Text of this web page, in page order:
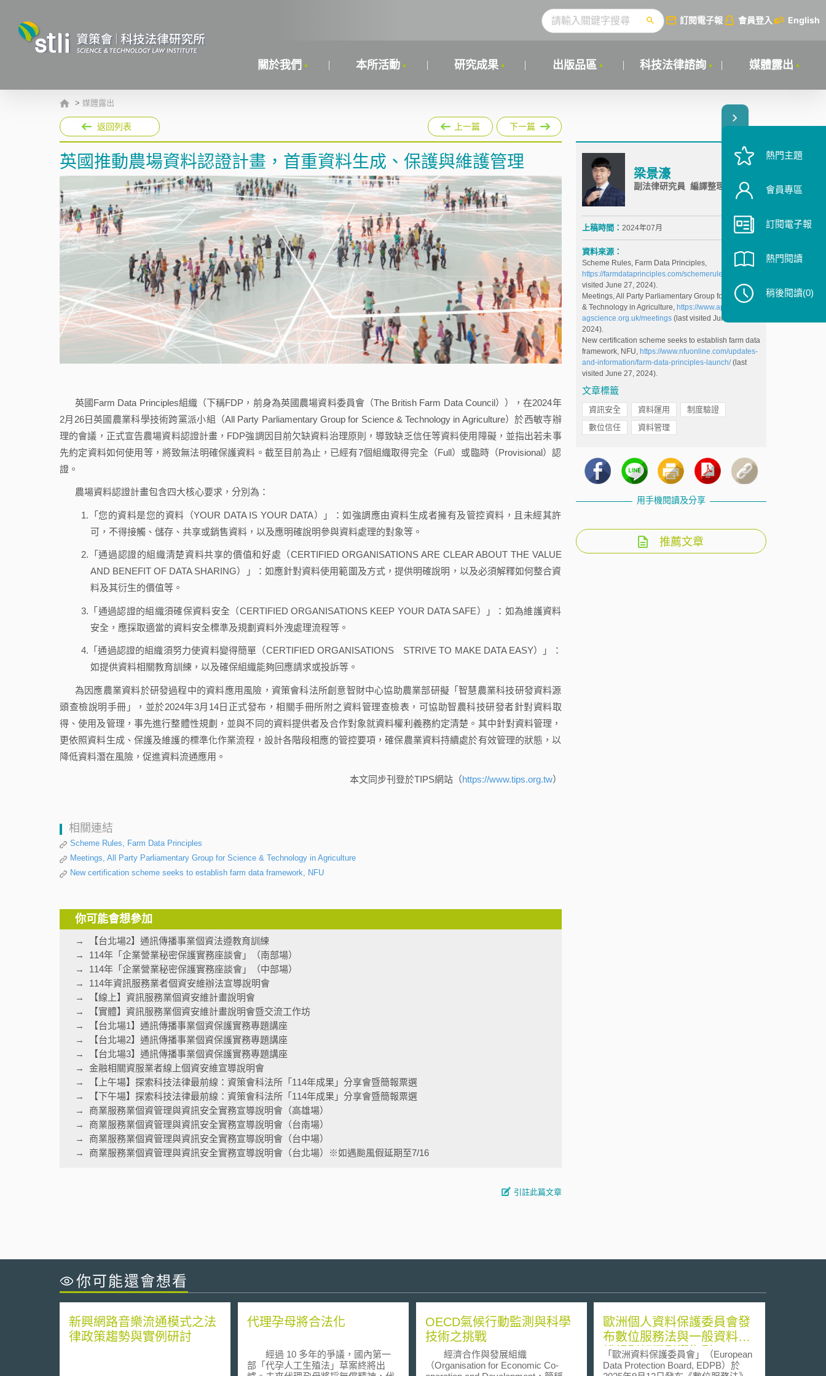
訂閱電子報 會員登入 English
關於我們 本所活動 研究成果 出版品區 科技法律諮詢 媒體露出
> 媒體露出
返回列表 上一篇 下一篇
英國推動農場資料認證計畫，首重資料生成、保護與維護管理
英國Farm Data Principles組織（下稱FDP，前身為英國農場資料委員會（The British Farm Data Council）），在2024年
2月26日英國農業科學技術跨黨派小組（All Party Parliamentary Group for Science & Technology in Agriculture）於西敏寺辦
理的會議，正式宣告農場資料認證計畫，FDP強調因目前欠缺資料治理原則，導致缺乏信任等資料使用障礙，並指出若未事
先約定資料如何使用等，將致無法明確保護資料。截至目前為止，已經有7個組織取得完全（Full）或臨時（Provisional）認
證。
農場資料認證計畫包含四大核心要求，分別為：
1.「您的資料是您的資料（YOUR DATA IS YOUR DATA）」：如強調應由資料生成者擁有及管控資料，且未經其許
可，不得接觸、儲存、共享或銷售資料，以及應明確說明參與資料處理的對象等。
2.「通過認證的組織清楚資料共享的價值和好處（CERTIFIED ORGANISATIONS ARE CLEAR ABOUT THE VALUE
AND BENEFIT OF DATA SHARING）」：如應針對資料使用範圍及方式，提供明確說明，以及必須解釋如何整合資
料及其衍生的價值等。
3.「通過認證的組織須確保資料安全（CERTIFIED ORGANISATIONS KEEP YOUR DATA SAFE）」：如為維護資料
安全，應採取適當的資料安全標準及規劃資料外洩處理流程等。
4.「通過認證的組織須努力使資料變得簡單（CERTIFIED ORGANISATIONS STRIVE TO MAKE DATA EASY）」：
如提供資料相關教育訓練，以及確保組織能夠回應請求或投訴等。
為因應農業資料於研發過程中的資料應用風險，資策會科法所創意智財中心協助農業部研擬「智慧農業科技研發資料源
頭查檢說明手冊」，並於2024年3月14日正式發布，相關手冊所附之資料管理查檢表，可協助智農科技研發者針對資料取
得、使用及管理，事先進行整體性規劃，並與不同的資料提供者及合作對象就資料權利義務約定清楚。其中針對資料管理，
更依照資料生成、保護及維護的標準化作業流程，設計各階段相應的管控要項，確保農業資料持續處於有效管理的狀態，以
降低資料潛在風險，促進資料流通應用。
本文同步刊登於TIPS網站（https://www.tips.org.tw）
相關連結
Scheme Rules, Farm Data Principles
Meetings, All Party Parliamentary Group for Science & Technology in Agriculture
New certification scheme seeks to establish farm data framework, NFU
你可能會想參加
【台北場2】通訊傳播事業個資法遵教育訓練
114年「企業營業秘密保護實務座談會」（南部場）
114年「企業營業秘密保護實務座談會」（中部場）
114年資訊服務業者個資安維辦法宣導說明會
【線上】資訊服務業個資安維計畫說明會
【實體】資訊服務業個資安維計畫說明會暨交流工作坊
【台北場1】通訊傳播事業個資保護實務專題講座
【台北場2】通訊傳播事業個資保護實務專題講座
【台北場3】通訊傳播事業個資保護實務專題講座
金融相關資服業者線上個資安維宣導說明會
【上午場】探索科技法律最前線：資策會科法所「114年成果」分享會暨簡報票選
【下午場】探索科技法律最前線：資策會科法所「114年成果」分享會暨簡報票選
商業服務業個資管理與資訊安全實務宣導說明會（高雄場）
商業服務業個資管理與資訊安全實務宣導說明會（台南場）
商業服務業個資管理與資訊安全實務宣導說明會（台中場）
商業服務業個資管理與資訊安全實務宣導說明會（台北場）※如遇颱風假延期至7/16
引註此篇文章
梁景濠
副法律研究員 編譯整理
上稿時間： 2024年07月
資料來源：
Scheme Rules, Farm Data Principles,
https://farmdataprinciples.com/schemerules
visited June 27, 2024).
Meetings, All Party Parliamentary Group for Science
& Technology in Agriculture, https://www.appg-
agscience.org.uk/meetings(last visited June 27,
2024).
New certification scheme seeks to establish farm data
framework, NFU, https://www.nfuonline.com/updates-
and-information/farm-data-principles-launch/(last
visited June 27, 2024).
文章標籤
資訊安全 資料運用
制度驗證
數位信任
資料管理
用手機閱讀及分享
推薦文章
你可能還會想看
新興網路音樂流通模式之法
律政策趨勢與實例研討
代理孕母將合法化
經過 10 多年的爭議，國內第一
部「代孕人工生殖法」草案終將出
OECD氣候行動監測與科學
技術之挑戰
經濟合作與發展組織
（Organisation for Economic Co-
歐洲個人資料保護委員會發
布數位服務法與一般資料保
護規則相互影響指引
「歐洲資料保護委員會」（European
Data Protection Board, EDPB）於
熱門主題
會員專區
訂閱電子報
熱門閱讀
稍後閱讀(0)